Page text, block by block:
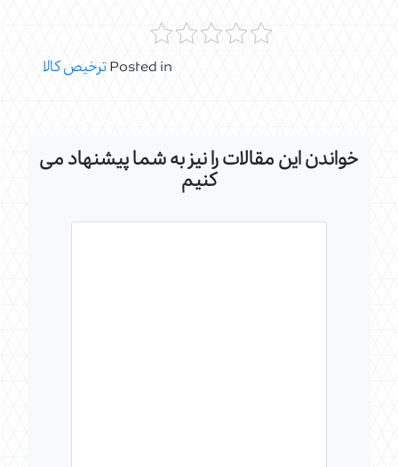
Posted inترخیص کالا
خواندن این مقالات را نیز به شما پیشنهاد می
کنیم